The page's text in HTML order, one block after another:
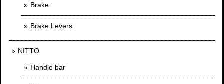
Brake
Brake Levers
NITTO
Handle bar